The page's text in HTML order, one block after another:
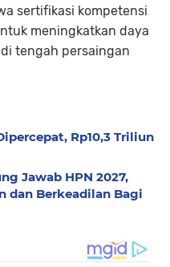
sertifikasi kompetensi
meningkatkan daya
tengah persaingan
Rp10,3 Triliun
Jawab HPN 2027,
dan Berkeadilan Bagi